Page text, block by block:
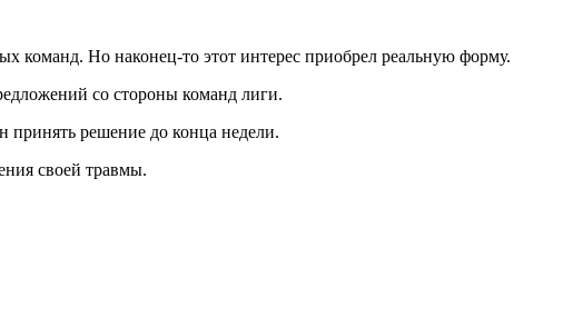
команд. Но наконец-то этот интерес приобрел реальную форму.
со стороны команд лиги.
решение до конца недели.
своей травмы.